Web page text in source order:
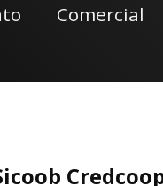
Comercial